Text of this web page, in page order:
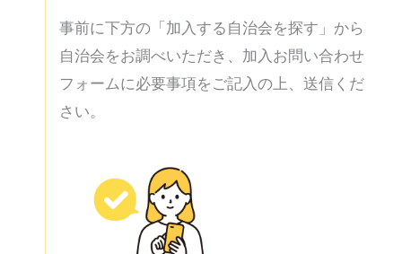
事前に下方の「加入する自治会を探す」から
自治会をお調べいただき、加入お問い合わせ
フォームに必要事項をご記入の上、送信くだ
さい。